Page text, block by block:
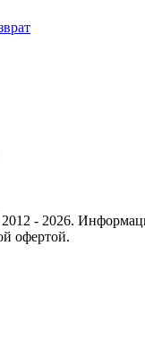
2012 - 2026.
офертой.